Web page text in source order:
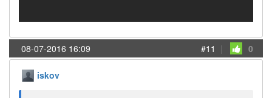
08-07-2016 16:09 #11 | 0
iskov